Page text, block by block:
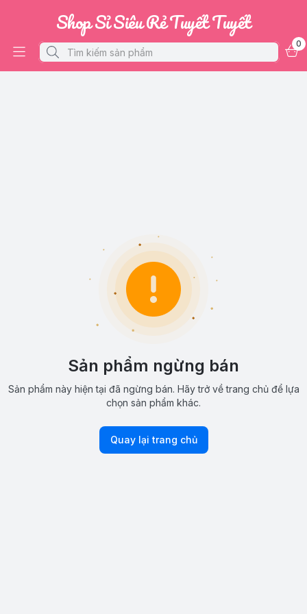
Shop Sỉ Siêu Rẻ Tuyết Tuyết
0
Sản phẩm ngừng bán
Sản phẩm này hiện tại đã ngừng bán. Hãy trở về trang chủ để lựa
chọn sản phẩm khác.
Quay lại trang chủ